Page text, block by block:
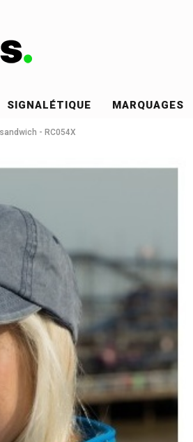
SIGNALÉTIQUE MARQUAGES
- RC054X